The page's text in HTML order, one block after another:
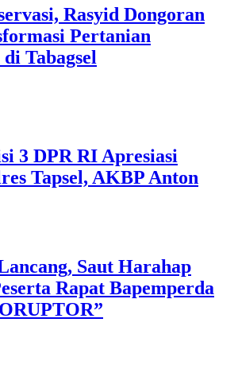
Rasyid Dongoran
Pertanian
Tabagsel
3 DPR RI Apresiasi
Tapsel, AKBP Anton
Saut Harahap
Rapat Bapemperda